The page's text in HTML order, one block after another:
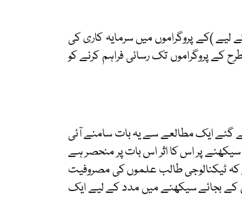
لیے )کے پروگراموں میں سرمایہ کاری کی
کے پروگراموں تک رسائی فراہم کرنے کو
گئے ایک مطالعے سے یہ بات سامنے آئی
پر اس کا اثر اس بات پر منحصر ہے
کہ ٹیکنالوجی طالب علموں کی مصروفیت
کے بجائے سیکھنے میں مدد کے لیے ایک